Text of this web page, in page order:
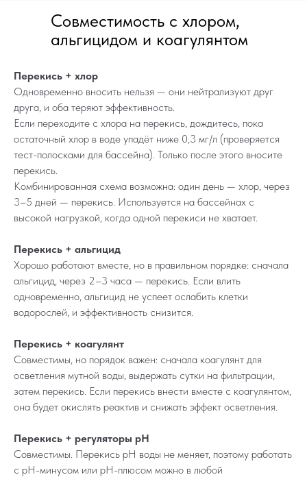
Совместимость с хлором,
альгицидом и коагулянтом
Перекись + хлор
Одновременно вносить нельзя — они нейтрализуют друг
друга, и оба теряют эффективность.
Если переходите с хлора на перекись, дождитесь, пока
остаточный хлор в воде упадёт ниже 0,3 мг/л (проверяется
тест-полосками для бассейна). Только после этого вносите
перекись.
Комбинированная схема возможна: один день — хлор, через
3–5 дней — перекись. Используется на бассейнах с
высокой нагрузкой, когда одной перекиси не хватает.
Перекись + альгицид
Хорошо работают вместе, но в правильном порядке: сначала
альгицид, через 2–3 часа — перекись. Если влить
одновременно, альгицид не успеет ослабить клетки
водорослей, и эффективность снизится.
Перекись + коагулянт
Совместимы, но порядок важен: сначала коагулянт для
осветления мутной воды, выдержать сутки на фильтрации,
затем перекись. Если перекись внести вместе с коагулянтом,
она будет окислять реактив и снижать эффект осветления.
Перекись + регуляторы pH
Совместимы. Перекись pH воды не меняет, поэтому работать
с pH-минусом или pH-плюсом можно в любой